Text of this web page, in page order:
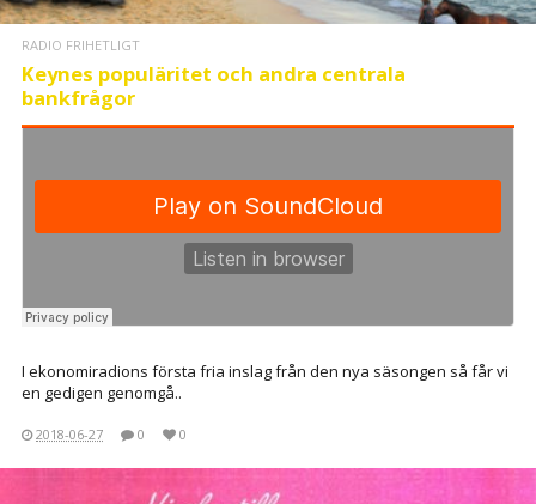
RADIO FRIHETLIGT
Keynes populäritet och andra centrala
bankfrågor
I ekonomiradions första fria inslag från den nya säsongen så får vi
en gedigen genomgå..
2018-06-27 0 0